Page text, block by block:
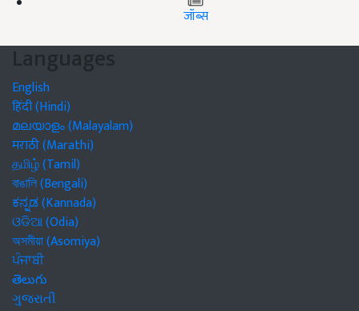
जॉब्स
Languages
English
हिंदी (Hindi)
മലയാളം (Malayalam)
मराठी (Marathi)
தமிழ் (Tamil)
বাঙালি (Bengali)
ಕನ್ನಡ (Kannada)
ଓଡିଆ (Odia)
অসমীয়া (Asomiya)
ਪੰਜਾਬੀ
తెలుగు
ગુજરાતી